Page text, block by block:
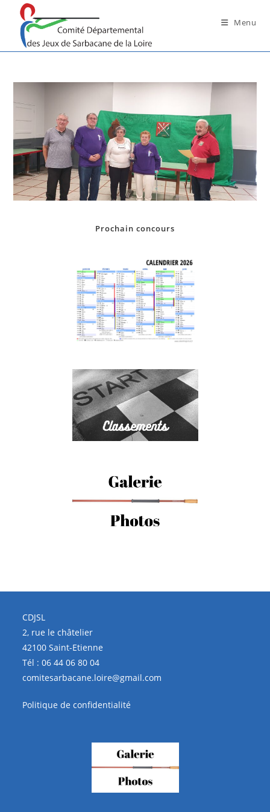
content
Menu
Prochain concours
CDJSL
2, rue le châtelier
42100 Saint-Etienne
Tél :06 44 06 80 04
comitesarbacane.loire@gmail.com
Politique de confidentialité